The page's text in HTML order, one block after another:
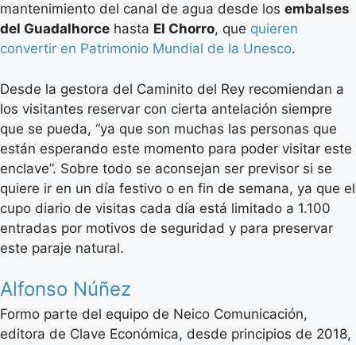
mantenimiento del canal de agua desde los embalses
del Guadalhorce hasta El Chorro, que quieren
convertir en Patrimonio Mundial de la Unesco.
Desde la gestora del Caminito del Rey recomiendan a
los visitantes reservar con cierta antelación siempre
que se pueda, “ya que son muchas las personas que
están esperando este momento para poder visitar este
enclave”. Sobre todo se aconsejan ser previsor si se
quiere ir en un día festivo o en fin de semana, ya que el
cupo diario de visitas cada día está limitado a 1.100
entradas por motivos de seguridad y para preservar
este paraje natural.
Alfonso Núñez
Formo parte del equipo de Neico Comunicación,
editora de Clave Económica, desde principios de 2018,